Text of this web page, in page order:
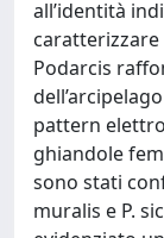
all’identità
Podarcis
pattern
ghiandole
sono stati
muralis e P.